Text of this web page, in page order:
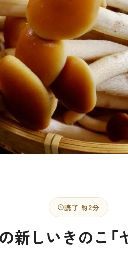
読了 約2分
新しいきのこ「